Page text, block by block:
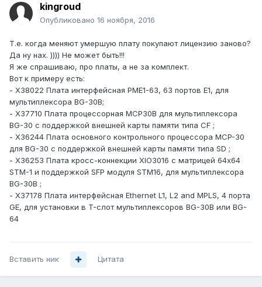
kingroud
Опубликовано 16 ноября, 2016
Т.е. когда меняют умершую плату покупают лицензию заново?
Да ну нах. )))) Не может быть!!!
Я же спрашиваю, про платы, а не за комплект.
Вот к примеру есть:
- X38022 Плата интерфейсная PME1-63, 63 портов E1, для
мультиплексора BG-30B;
- X37710 Плата процессорная MCP30B для мультиплексора
BG-30 с поддержкой внешней карты памяти типа CF ;
- X36244 Плата основного контрольного процессора MCP-30
для BG-30 с поддержкой внешней карты памяти типа SD ;
- X36253 Плата кросс-коннекции XIO3016 с матрицей 64х64
STM-1 и поддержкой SFP модуля STM16, для мультиплексора
BG-30B ;
- X37178 Плата интерфейсная Ethernet L1, L2 and MPLS, 4 порта
GE, для установки в T-слот мультиплексоров BG-30B или BG-
64
Вставить ник Цитата